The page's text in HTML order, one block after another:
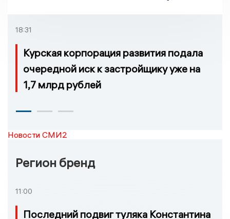
18:31
Курская корпорация развития подала
очередной иск к застройщику уже на
1,7 млрд рублей
Новости СМИ2
Регион бренд
11:00
Последний подвиг туляка Константина